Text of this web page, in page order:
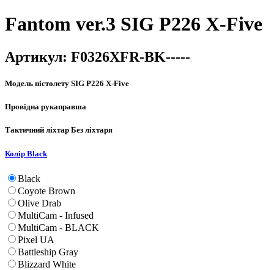
Fantom ver.3 SIG P226 X-Five
Артикул: F0326XFR-BK-----
Модель пістолету SIG P226 X-Five
Провідна рукаправша
Тактичний ліхтар Без ліхтаря
Колір Black
Black
Coyote Brown
Olive Drab
MultiCam - Infused
MultiCam - BLACK
Pixel UA
Battleship Gray
Blizzard White